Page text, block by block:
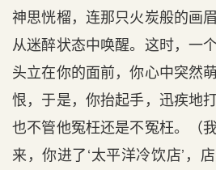
神思恍榴，连那只火炭般的画
从迷醉状态中唤醒。这时，一
头立在你的面前，你心中突然
恨，于是，你抬起手，迅疾地
也不管他冤枉还是不冤枉。（
来，你进了‘太平洋冷饮店’，